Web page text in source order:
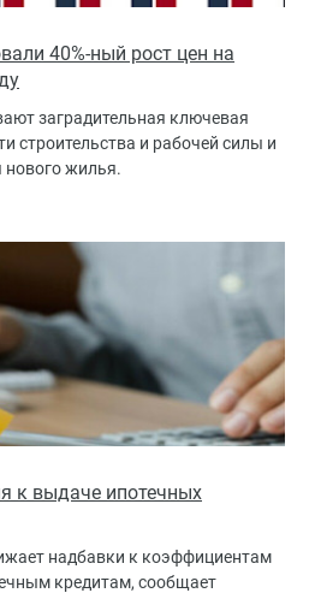
40%-ный рост цен на
заградительная ключевая
строительства и рабочей силы и
жилья.
к выдаче ипотечных
надбавки к коэффициентам
кредитам, сообщает